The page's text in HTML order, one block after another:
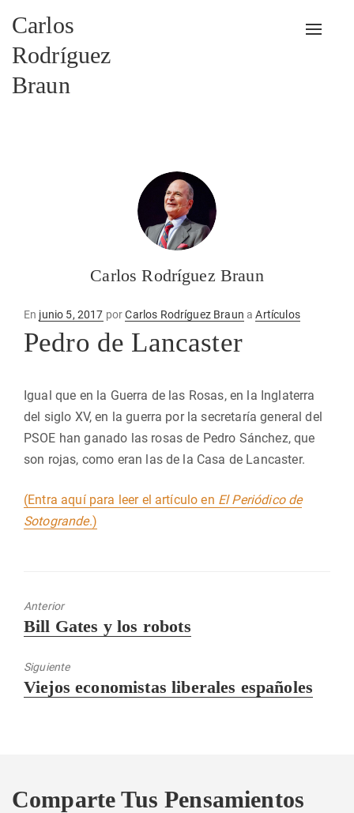
Carlos
Rodríguez
Braun
Carlos Rodríguez Braun
En Publicado
junio 5, 2017 porCarlos Rodríguez Braun aArtículos
Pedro de Lancaster
Igual que en la Guerra de las Rosas, en la Inglaterra
del siglo XV, en la guerra por la secretaría general del
PSOE han ganado las rosas de Pedro Sánchez, que
son rojas, como eran las de la Casa de Lancaster.
(Entra aquí para leer el artículo en El Periódico de
Sotogrande.)
Anterior
Entrada
Bill Gates y los robots
Siguiente
Entrada
Viejos economistas liberales españoles
Comparte Tus Pensamientos